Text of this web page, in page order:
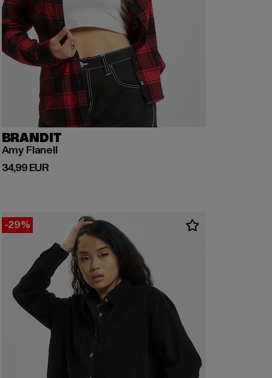
BRANDIT
Amy Flanell
34,99 EUR
Derzeitiger Preis: 34,99 EUR
-29%